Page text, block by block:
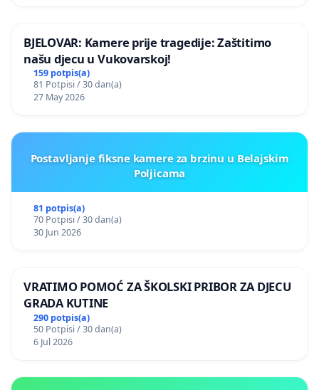
BJELOVAR: Kamere prije tragedije: Zaštitimo
našu djecu u Vukovarskoj!
159 potpis(a)
81 Potpisi / 30 dan(a)
27 May 2026
Postavljanje fiksne kamere za brzinu u Belajskim
Poljicama
81 potpis(a)
70 Potpisi / 30 dan(a)
30 Jun 2026
VRATIMO POMOĆ ZA ŠKOLSKI PRIBOR ZA DJECU
GRADA KUTINE
290 potpis(a)
50 Potpisi / 30 dan(a)
6 Jul 2026